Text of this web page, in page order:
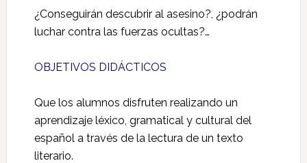
¿Conseguirán descubrir al asesino?, ¿podrán
luchar contra las fuerzas ocultas?…
OBJETIVOS DIDÁCTICOS
Que los alumnos disfruten realizando un
aprendizaje léxico, gramatical y cultural del
español a través de la lectura de un texto
literario.